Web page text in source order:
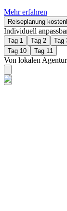
Mehr erfahren
Reiseplanung
Individuell
Tag 1 Tag 2 Tag
Tag 10
Tag 11
Von lokalen